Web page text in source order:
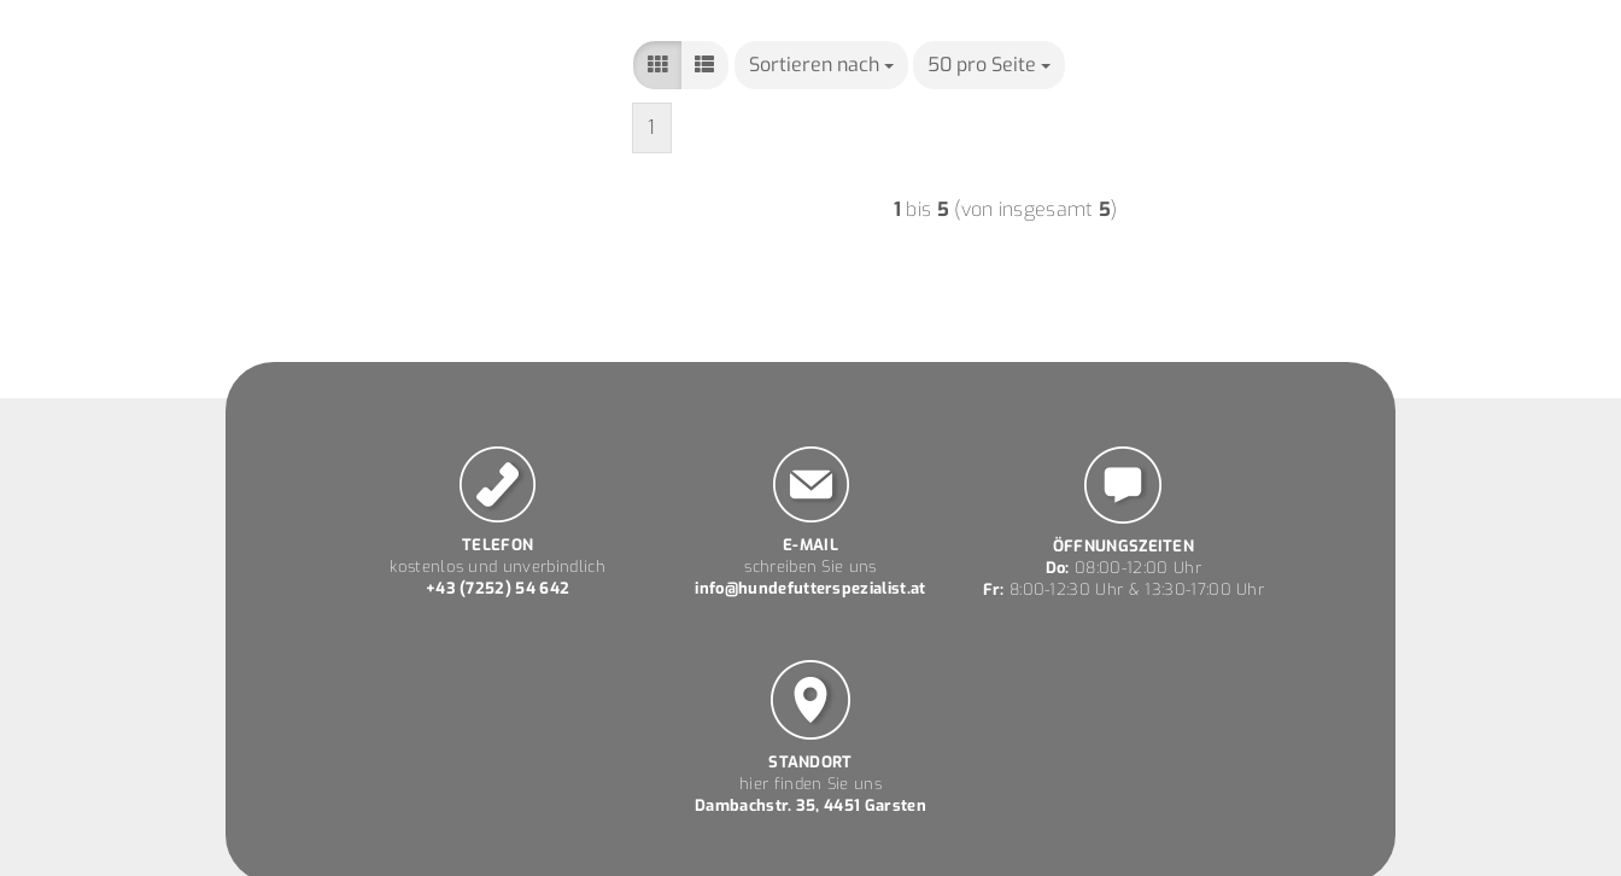
Sortieren nach
Sortieren nach 50 pro Seite
pro Seite
1
1 bis 5 (von insgesamt 5)
TELEFON
kostenlos und unverbindlich
+43 (7252) 54 642
E-MAIL
schreiben Sie uns
info@hundefutterspezialist.at
ÖFFNUNGSZEITEN
Do: 08:00-12:00 Uhr
Fr: 8:00-12:30 Uhr & 13:30-17:00 Uhr
STANDORT
hier finden Sie uns
Dambachstr. 35, 4451 Garsten